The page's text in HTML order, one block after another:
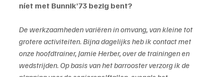
níet met Bunnik’73 bezig bent?
De werkzaamheden variëren in omvang, van kleine tot
grotere activiteiten. Bijna dagelijks heb ik contact met
onze hoofdtrainer, Jamie Herber, over de trainingen en
wedstrijden. Op basis van het barrooster verzorg ik de